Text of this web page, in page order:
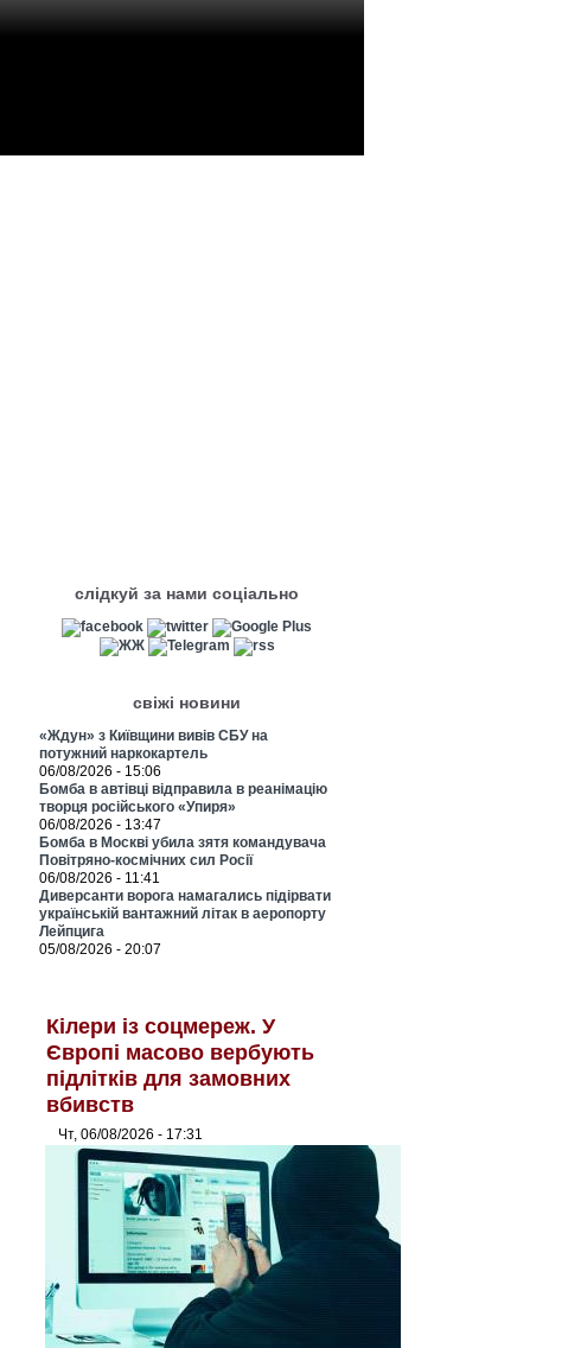
слідкуй за нами соціально
свіжі новини
«Ждун» з Київщини вивів СБУ на
потужний наркокартель
06/08/2026 - 15:06
Бомба в автівці відправила в реанімацію
творця російського «Упиря»
06/08/2026 - 13:47
Бомба в Москві убила зятя командувача
Повітряно-космічних сил Росії
06/08/2026 - 11:41
Диверсанти ворога намагались підірвати
українській вантажний літак в аеропорту
Лейпцига
05/08/2026 - 20:07
Кілери із соцмереж. У
Європі масово вербують
підлітків для замовних
вбивств
Чт, 06/08/2026 - 17:31